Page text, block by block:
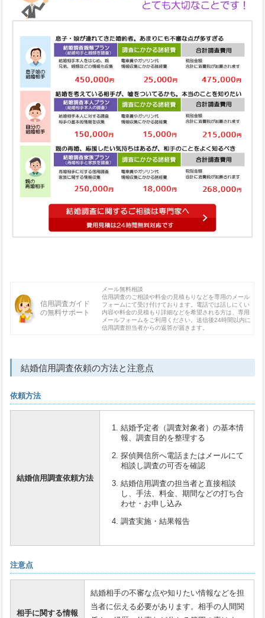
信用調査ガイド
の無料サポート
メール無料相談
信用調査のご相談や料金の見積もりなどを専用のメール
フォームにて受け付けております。電話では話しにくい
内容や料金の見積もり詳細などを希望される方は、専用
メールフォームをご利用ください。送信後24時間以内に
信用調査担当者からの返答が届きます。
結婚信用調査依頼の方法と注意点
依頼方法
結婚信用調査依頼方法
結婚予定者（調査対象者）の基本情
報、調査目的を整理する
探偵興信所へ電話またはメールにて
相談し調査の可否を確認
結婚信用調査の担当者と直接相談
し、手法、料金、期間などの打ち合
わせ・お申し込み
調査実施・結果報告
注意点
相手に関する情報
結婚相手の不審な点や知りたい情報などを担
当者に伝える必要があります。相手の人間関